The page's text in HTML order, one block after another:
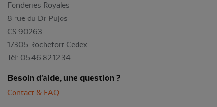
Fonderies Royales
8 rue du Dr Pujos
CS 90263
17305 Rochefort Cedex
Tél: 05.46.82.12.34
Besoin d'aide, une question ?
Contact & FAQ